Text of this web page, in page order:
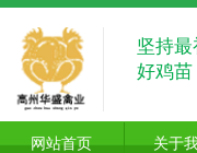
坚持
好鸡苗
网站首页 关于